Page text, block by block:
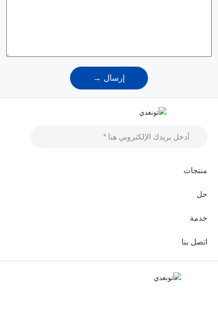
إرسال →
منتجات
حل
خدمة
اتصل بنا